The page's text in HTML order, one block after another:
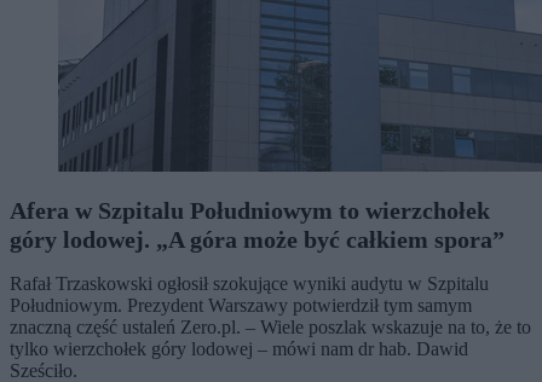
Afera w Szpitalu Południowym to wierzchołek
góry lodowej. „A góra może być całkiem spora”
Rafał Trzaskowski ogłosił szokujące wyniki audytu w Szpitalu
Południowym. Prezydent Warszawy potwierdził tym samym
znaczną część ustaleń Zero.pl. – Wiele poszlak wskazuje na to, że to
tylko wierzchołek góry lodowej – mówi nam dr hab. Dawid
Sześciło.